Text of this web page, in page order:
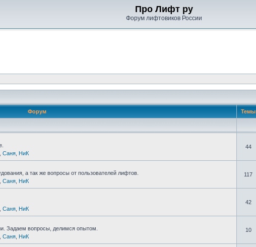
Про Лифт ру
Форум лифтовиков России
Форум Темы
Саня НиК
44
а так же вопросы от пользователей лифтов.
Саня НиК
117
Саня НиК
42
Задаем вопросы, делимся опытом.
Саня НиК
10